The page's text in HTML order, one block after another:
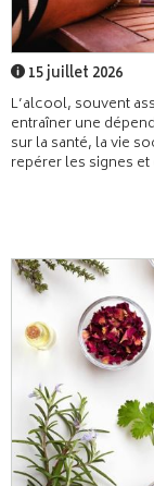
15 juillet 2026
L’alcool, souvent
entraîner une
sur la santé, la vie
repérer les signes